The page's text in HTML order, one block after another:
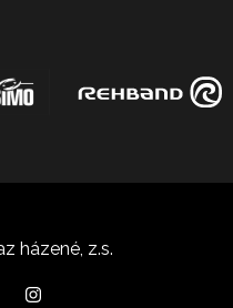
házené, z.s.